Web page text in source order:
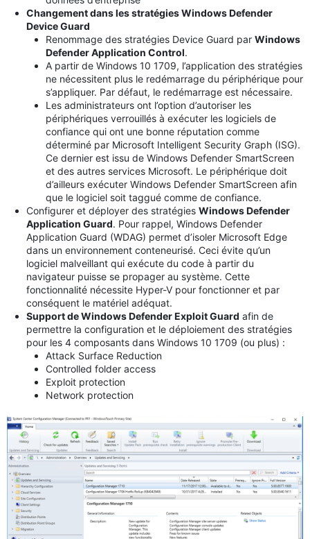
Changement dans les stratégies Windows Defender
Device Guard
Renommage des stratégies Device Guard par Windows
Defender Application Control.
A partir de Windows 10 1709, l’application des stratégies
ne nécessitent plus le redémarrage du périphérique pour
s’appliquer. Par défaut, le redémarrage est nécessaire.
Les administrateurs ont l’option d’autoriser les
périphériques verrouillés à exécuter les logiciels de
confiance qui ont une bonne réputation comme
déterminé par Microsoft Intelligent Security Graph (ISG).
Ce dernier est issu de Windows Defender SmartScreen
et des autres services Microsoft. Le périphérique doit
d’ailleurs exécuter Windows Defender SmartScreen afin
que le logiciel soit taggué comme de confiance.
Configurer et déployer des stratégies Windows Defender
Application Guard. Pour rappel, Windows Defender
Application Guard (WDAG) permet d’isoler Microsoft Edge
dans un environnement conteneurisé. Ceci évite qu’un
logiciel malveillant qui exécute du code à partir du
navigateur puisse se propager au système. Cette
fonctionnalité nécessite Hyper-V pour fonctionner et par
conséquent le matériel adéquat.
Support de Windows Defender Exploit Guard afin de
permettre la configuration et le déploiement des stratégies
pour les 4 composants dans Windows 10 1709 (ou plus) :
Attack Surface Reduction
Controlled folder access
Exploit protection
Network protection